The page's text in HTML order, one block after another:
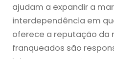
ajudam a expandir a
interdependência em
oferece a reputação da
franqueados são